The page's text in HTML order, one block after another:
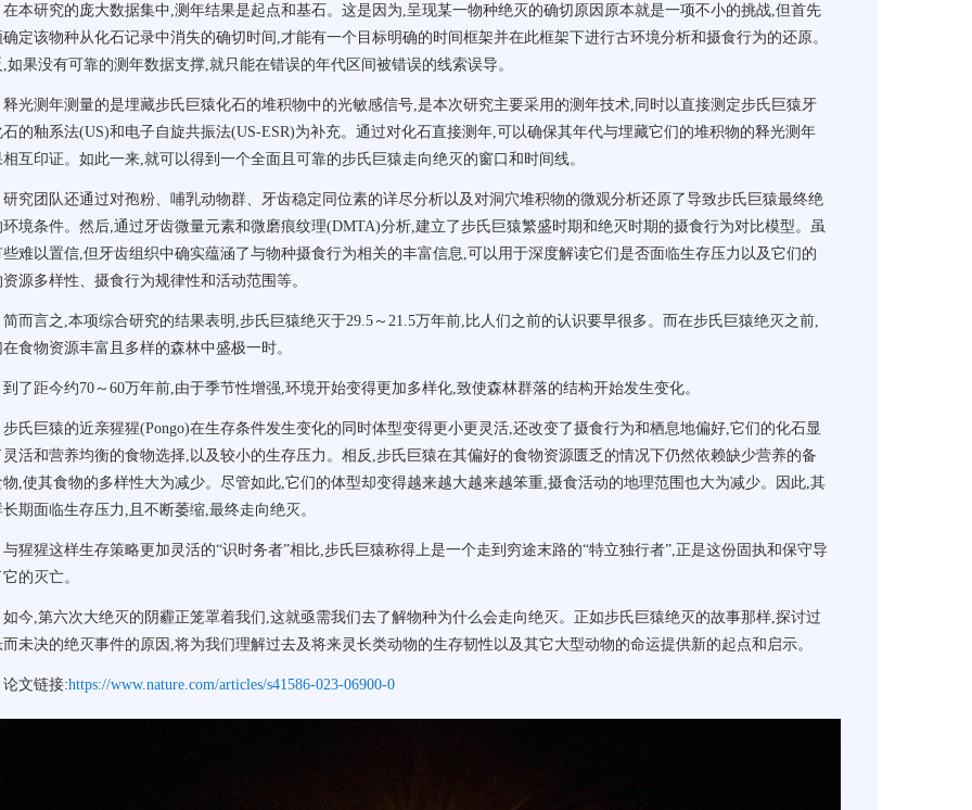
在本研究的庞大数据集中,测年结果是起点和基石。这是因为,呈现某一物种绝灭的确切原因原本就是一项不小的挑战,但首先
确定该物种从化石记录中消失的确切时间,才能有一个目标明确的时间框架并在此框架下进行古环境分析和摄食行为的还原。
,如果没有可靠的测年数据支撑,就只能在错误的年代区间被错误的线索误导。
释光测年测量的是埋藏步氏巨猿化石的堆积物中的光敏感信号,是本次研究主要采用的测年技术,同时以直接测定步氏巨猿牙
石的釉系法(US)和电子自旋共振法(US-ESR)为补充。通过对化石直接测年,可以确保其年代与埋藏它们的堆积物的释光测年
相互印证。如此一来,就可以得到一个全面且可靠的步氏巨猿走向绝灭的窗口和时间线。
研究团队还通过对孢粉、哺乳动物群、牙齿稳定同位素的详尽分析以及对洞穴堆积物的微观分析还原了导致步氏巨猿最终绝
环境条件。然后,通过牙齿微量元素和微磨痕纹理(DMTA)分析,建立了步氏巨猿繁盛时期和绝灭时期的摄食行为对比模型。虽
些难以置信,但牙齿组织中确实蕴涵了与物种摄食行为相关的丰富信息,可以用于深度解读它们是否面临生存压力以及它们的
资源多样性、摄食行为规律性和活动范围等。
简而言之,本项综合研究的结果表明,步氏巨猿绝灭于29.5～21.5万年前,比人们之前的认识要早很多。而在步氏巨猿绝灭之前,
食物资源丰富且多样的森林中盛极一时。
到了距今约70～60万年前,由于季节性增强,环境开始变得更加多样化,致使森林群落的结构开始发生变化。
步氏巨猿的近亲猩猩(Pongo)在生存条件发生变化的同时体型变得更小更灵活,还改变了摄食行为和栖息地偏好,它们的化石显
灵活和营养均衡的食物选择,以及较小的生存压力。相反,步氏巨猿在其偏好的食物资源匮乏的情况下仍然依赖缺少营养的备
物,使其食物的多样性大为减少。尽管如此,它们的体型却变得越来越大越来越笨重,摄食活动的地理范围也大为减少。因此,其
长期面临生存压力,且不断萎缩,最终走向绝灭。
与猩猩这样生存策略更加灵活的“识时务者”相比,步氏巨猿称得上是一个走到穷途末路的“特立独行者”,正是这份固执和保守导
的灭亡。
如今,第六次大绝灭的阴霾正笼罩着我们,这就亟需我们去了解物种为什么会走向绝灭。正如步氏巨猿绝灭的故事那样,探讨过
而未决的绝灭事件的原因,将为我们理解过去及将来灵长类动物的生存韧性以及其它大型动物的命运提供新的起点和启示。
论文链接:https://www.nature.com/articles/s41586-023-06900-0